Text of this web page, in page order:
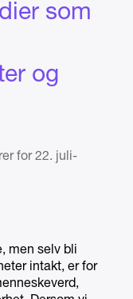
som
og
for 22. juli-
men selv bli
intakt, er for